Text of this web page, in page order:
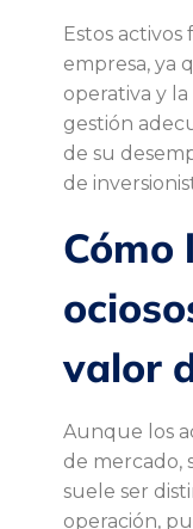
c
o
n
a
v
a
Estos
empresa, ya
operativa y
gestión
de su
de
Cómo
valor
Aunque los
de mercado,
suele ser
operación,